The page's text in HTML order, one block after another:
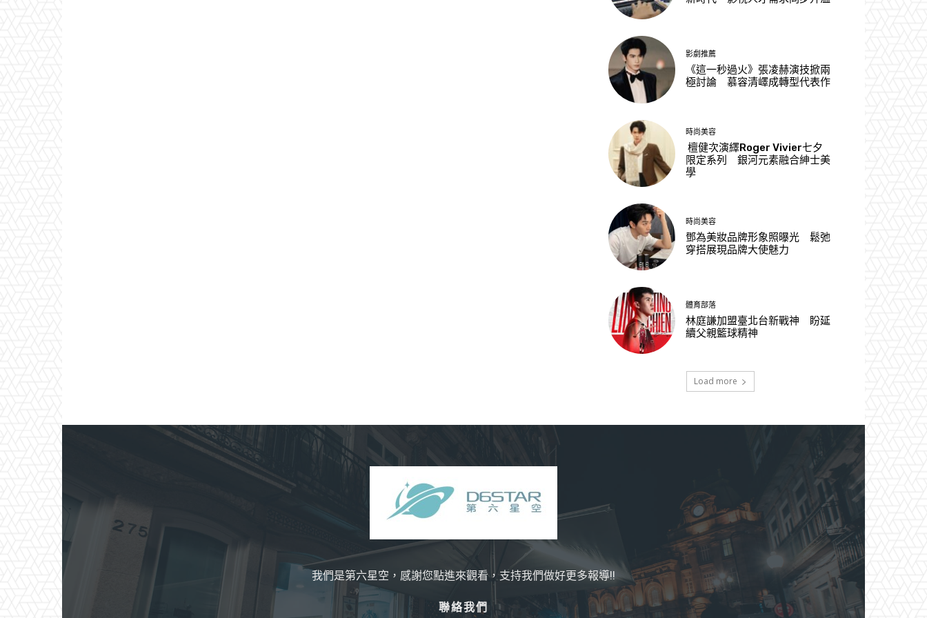
影劇推薦
《這一秒過火》張凌赫演技掀兩
極討論 慕容清嶧成轉型代表作
時尚美容
檀健次演繹Roger Vivier七夕
限定系列 銀河元素融合紳士美
學
時尚美容
鄧為美妝品牌形象照曝光 鬆弛
穿搭展現品牌大使魅力
體育部落
林庭謙加盟臺北台新戰神 盼延
續父親籃球精神
Load more
我們是第六星空，感謝您點進來觀看，支持我們做好更多報導!!
聯絡我們